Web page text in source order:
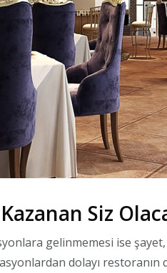
Siz
gelinmemesi ise
dolayı restoranın